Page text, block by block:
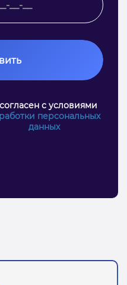
с условиями
персональных
данных